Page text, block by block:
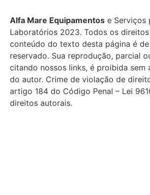
Alfa Mare Equipamentos e Serviços
Laboratórios 2023. Todos os
conteúdo do texto desta página é
reservado. Sua reprodução, parcial
citando nossos links, é proibida sem
do autor. Crime de violação de
artigo 184 do Código Penal – Lei
direitos autorais.